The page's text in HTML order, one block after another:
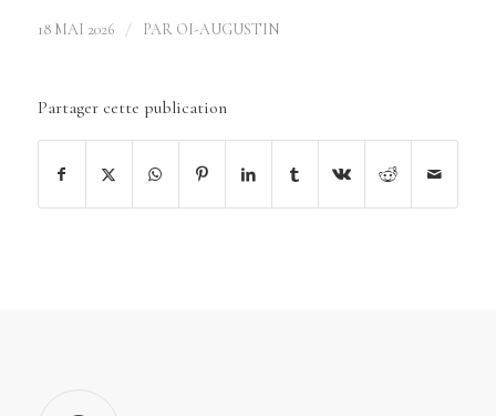
18 MAI 2026 / PAR OI-AUGUSTIN
Partager cette publication